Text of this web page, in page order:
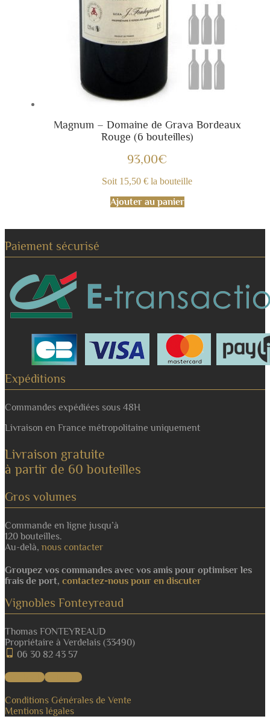
Magnum – Domaine de Grava Bordeaux
Rouge (6 bouteilles)
93,00€
Soit 15,50 € la bouteille
Ajouter au panier
Paiement sécurisé
Expéditions
Commandes expédiées sous 48H
Livraison en France métropolitaine uniquement
Livraison gratuite
à partir de 60 bouteilles
Gros volumes
Commande en ligne jusqu’à
120 bouteilles.
Au-delà, nous contacter
Groupez vos commandes avec vos amis pour optimiser les
frais de port, contactez-nous pour en discuter
Vignobles Fonteyreaud
Thomas FONTEYREAUD
Propriétaire à Verdelais (33490)
06 30 82 43 57
Facebook Instagram
Conditions Générales de Vente
Mentions légales